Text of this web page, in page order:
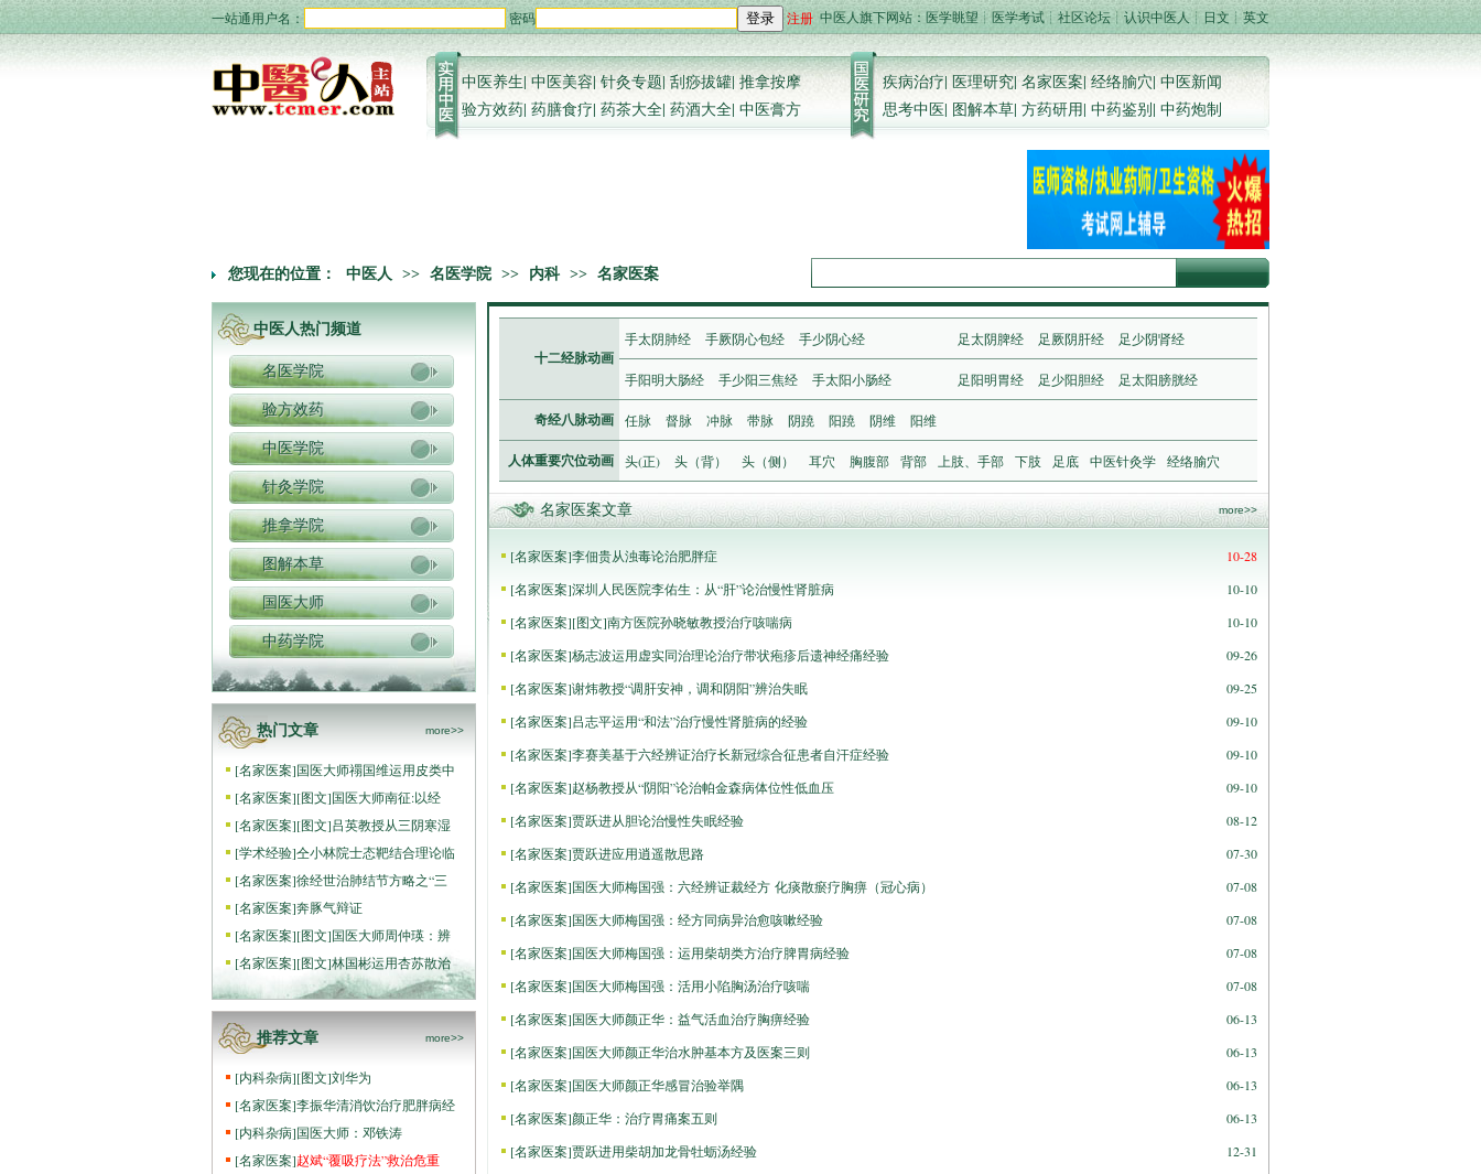
一站通用户名： 密码 登录 注册 中医人旗下网站： 医学眺望┊医学考试 ┊社区论坛┊ 认识中医人┊ 日文 ┊英文
中医养生|中医美容|针灸专题|刮痧拔罐|推拿按摩
验方效药| 药膳食疗| 药茶大全| 药酒大全| 中医膏方
疾病治疗|医理研究|名家医案|经络腧穴|中医新闻
思考中医| 图解本草| 方药研用| 中药鉴别| 中药炮制
您现在的位置： 中医人 >> 名医学院 >> 内科 >> 名家医案
中医人热门频道
名医学院
验方效药
中医学院
针灸学院
推拿学院
图解本草
国医大师
中药学院
热门文章 more>>
[名家医案]国医大师禤国维运用皮类中
[名家医案][图文]国医大师南征:以经
[名家医案][图文]吕英教授从三阴寒湿
[学术经验]仝小林院士态靶结合理论临
[名家医案]徐经世治肺结节方略之“三
[名家医案]奔豚气辩证
[名家医案][图文]国医大师周仲瑛：辨
[名家医案][图文]林国彬运用杏苏散治
推荐文章 more>>
[内科杂病][图文]刘华为
[名家医案]李振华清消饮治疗肥胖病经
[内科杂病]国医大师：邓铁涛
[名家医案]赵斌“覆吸疗法”救治危重
十二经脉动画
手太阴肺经 手厥阴心包经 手少阴心经 足太阴脾经 足厥阴肝经 足少阴肾经
手阳明大肠经 手少阳三焦经 手太阳小肠经 足阳明胃经 足少阳胆经 足太阳膀胱经
奇经八脉动画 任脉 督脉 冲脉 带脉 阴蹺 阳蹺 阴维 阳维
人体重要穴位动画 头(正) 头（背） 头（侧） 耳穴 胸腹部 背部 上肢、手部 下肢 足底 中医针灸学 经络腧穴
名家医案文章 more>>
[名家医案]李佃贵从浊毒论治肥胖症
10-28
[名家医案]深圳人民医院李佑生：从“肝”论治慢性肾脏病
10-10
[名家医案][图文]南方医院孙晓敏教授治疗咳喘病
10-10
[名家医案]杨志波运用虚实同治理论治疗带状疱疹后遗神经痛经验
09-26
[名家医案]谢炜教授“调肝安神，调和阴阳”辨治失眠
09-25
[名家医案]吕志平运用“和法”治疗慢性肾脏病的经验
09-10
[名家医案]李赛美基于六经辨证治疗长新冠综合征患者自汗症经验
09-10
[名家医案]赵杨教授从“阴阳”论治帕金森病体位性低血压
09-10
[名家医案]贾跃进从胆论治慢性失眠经验
08-12
[名家医案]贾跃进应用逍遥散思路
07-30
[名家医案]国医大师梅国强：六经辨证裁经方 化痰散瘀疗胸痹（冠心病）
07-08
[名家医案]国医大师梅国强：经方同病异治愈咳嗽经验
07-08
[名家医案]国医大师梅国强：运用柴胡类方治疗脾胃病经验
07-08
[名家医案]国医大师梅国强：活用小陷胸汤治疗咳喘
07-08
[名家医案]国医大师颜正华：益气活血治疗胸痹经验
06-13
[名家医案]国医大师颜正华治水肿基本方及医案三则
06-13
[名家医案]国医大师颜正华感冒治验举隅
06-13
[名家医案]颜正华：治疗胃痛案五则
06-13
[名家医案]贾跃进用柴胡加龙骨牡蛎汤经验
12-31